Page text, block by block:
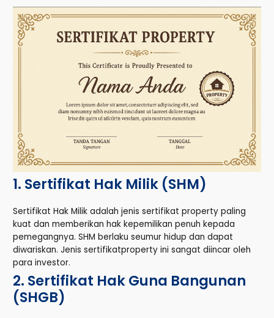
1. Sertifikat Hak Milik (SHM)
Sertifikat Hak Milik adalah jenis sertifikat property paling
kuat dan memberikan hak kepemilikan penuh kepada
pemegangnya. SHM berlaku seumur hidup dan dapat
diwariskan. Jenis sertifikatproperty ini sangat diincar oleh
para investor.
2. Sertifikat Hak Guna Bangunan
(SHGB)